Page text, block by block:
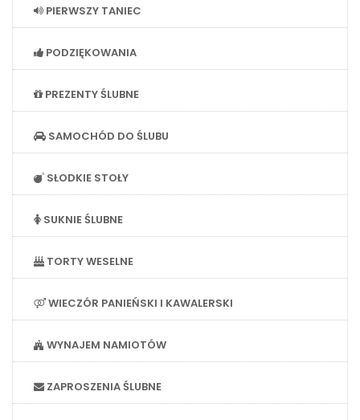
PIERWSZY TANIEC
PODZIĘKOWANIA
PREZENTY ŚLUBNE
SAMOCHÓD DO ŚLUBU
SŁODKIE STOŁY
SUKNIE ŚLUBNE
TORTY WESELNE
WIECZÓR PANIEŃSKI I KAWALERSKI
WYNAJEM NAMIOTÓW
ZAPROSZENIA ŚLUBNE